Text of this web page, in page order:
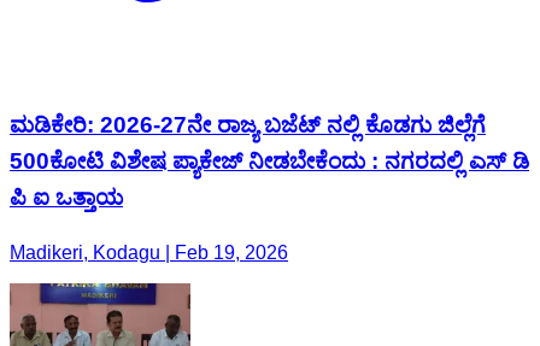
ಮಡಿಕೇರಿ: 2026-27ನೇ ರಾಜ್ಯ ಬಜೆಟ್ ನಲ್ಲಿ ಕೊಡಗು ಜಿಲ್ಲೆಗೆ
500ಕೋಟಿ ವಿಶೇಷ ಪ್ಯಾಕೇಜ್ ನೀಡಬೇಕೆಂದು : ನಗರದಲ್ಲಿ ಎಸ್ ಡಿ
ಪಿ ಐ ಒತ್ತಾಯ
Madikeri, Kodagu | Feb 19, 2026